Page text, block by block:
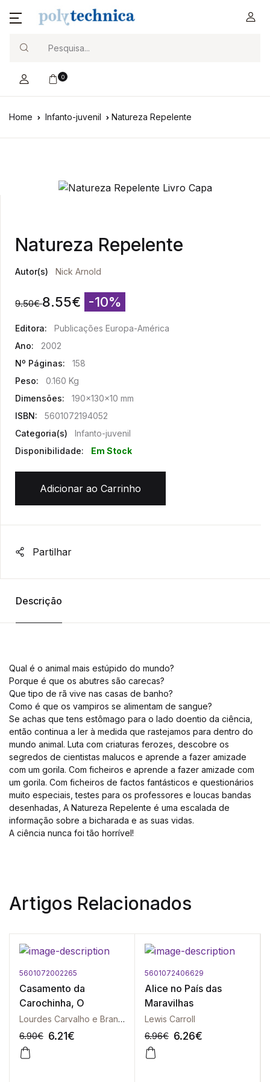
0
Home Infanto-juvenil Natureza Repelente
Natureza Repelente
Autor(s) Nick Arnold
9.50€ 8.55€ -10%
Editora:
Publicações Europa-América
Ano:
2002
Nº Páginas:
158
Peso:
0.160 Kg
Dimensões:
190x130x10 mm
ISBN:
5601072194052
Categoria(s)
Infanto-juvenil
Disponibilidade:
Em Stock
Adicionar ao Carrinho
Partilhar
Descrição
Qual é o animal mais estúpido do mundo?
Porque é que os abutres são carecas?
Que tipo de rã vive nas casas de banho?
Como é que os vampiros se alimentam de sangue?
Se achas que tens estômago para o lado doentio da ciência,
então continua a ler à medida que rastejamos para dentro do
mundo animal. Luta com criaturas ferozes, descobre os
segredos de cientistas malucos e aprende a fazer amizade
com um gorila. Com ficheiros e aprende a fazer amizade com
um gorila. Com ficheiros de factos fantásticos e questionários
muito especiais, testes para os professores e loucas bandas
desenhadas, A Natureza Repelente é uma escalada de
informação sobre a bicharada e as suas vidas.
A ciência nunca foi tão horrível!
Artigos Relacionados
5601072002265
Casamento da
Carochinha, O
Lourdes Carvalho e Branco
6.90€ 6.21€
5601072406629
Alice no País das
Maravilhas
Lewis Carroll
6.96€ 6.26€